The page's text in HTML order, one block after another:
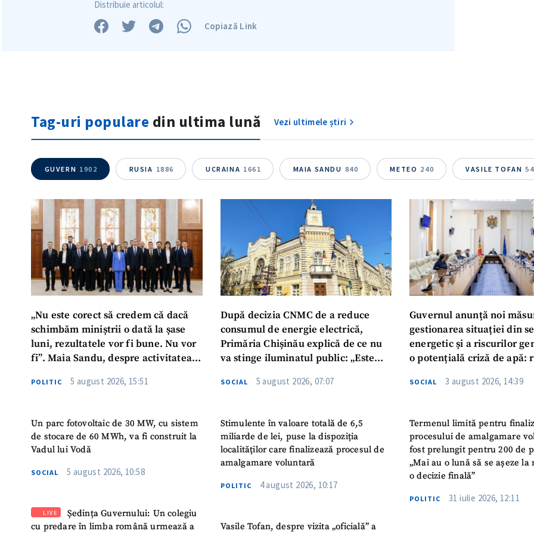
Distribuie articolul:
Copiază Link
Tag-uri populare din ultima lună Vezi ultimele știri
GUVERN 1902 RUSIA 1886 UCRAINA 1661 MAIA SANDU 840 METEO 240 VASILE TOFAN 54
„Nu este corect să credem că dacă
schimbăm miniștrii o dată la șase
luni, rezultatele vor fi bune. Nu vor
fi”. Maia Sandu, despre activitatea
POLITIC 5 august 2026, 15:51
Un parc fotovoltaic de 30 MW, cu sistem
de stocare de 60 MWh, va fi construit la
Vadul lui Vodă
SOCIAL 5 august 2026, 10:58
LIVE
Ședința Guvernului: Un colegiu
cu predare în limba română urmează a
După decizia CNMC de a reduce
consumul de energie electrică,
Primăria Chișinău explică de ce nu
va stinge iluminatul public: „Este
SOCIAL 5 august 2026, 07:07
Stimulente în valoare totală de 6,5
miliarde de lei, puse la dispoziția
localităților care finalizează procesul de
amalgamare voluntară
POLITIC 4 august 2026, 10:17
Vasile Tofan, despre vizita „oficială” a
Guvernul anunță noi
gestionarea situației din
energetic și a riscurilor
o potențială criză de apă:
SOCIAL 3 august 2026, 14:39
Termenul limită pentru
procesului de amalgamare
fost prelungit pentru 200 de
„Mai au o lună să se așeze la
o decizie finală”
POLITIC 31 iulie 2026, 12:11